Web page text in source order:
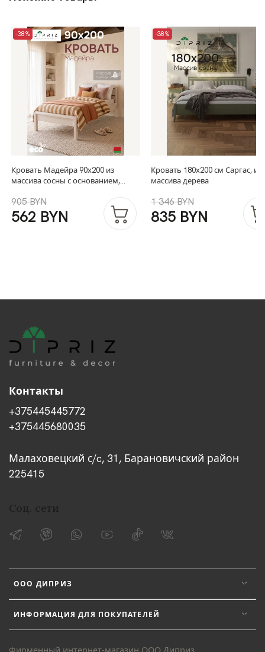
-38%
Кровать Мадейра 90х200 из
массива сосны с основанием,
905 BYN
562 BYN
-38%
Кровать 180х200 см Саргас, из
массива дерева
1 346 BYN
835 BYN
ООО ДИПРИЗ
ИНФОРМАЦИЯ ДЛЯ ПОКУПАТЕЛЕЙ
Контакты
+375445445772
+375445680035
Малаховецкий с/c, 31, Барановичский район
225415
Соц. сети